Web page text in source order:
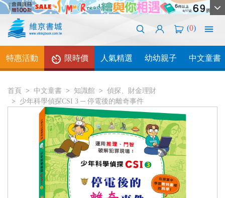
(0)
特惠活動 限時價 人氣精選 幼幼親子 中文童書
首頁 中文童書 知識館
偵探、財金理財
少年科學偵探CSI 3 ─ 停電後的離奇事件